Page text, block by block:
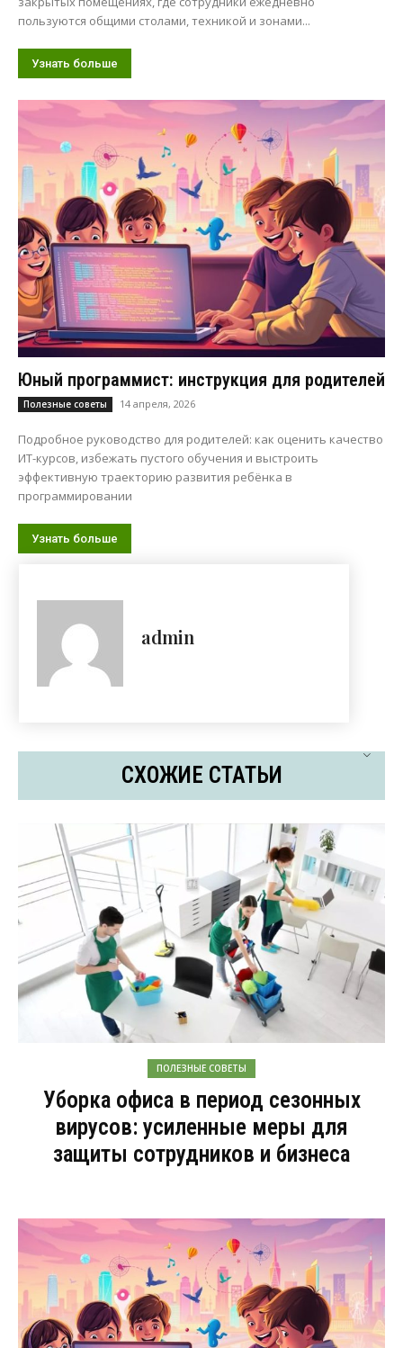
пользуются общими столами, техникой и зонами...
Узнать больше
Юный программист: инструкция для родителей
Полезные советы 14 апреля, 2026
Подробное руководство для родителей: как оценить качество
ИТ-курсов, избежать пустого обучения и выстроить
эффективную траекторию развития ребёнка в
программировании
Узнать больше
admin
СХОЖИЕ СТАТЬИ
ПОЛЕЗНЫЕ СОВЕТЫ
Уборка офиса в период сезонных
вирусов: усиленные меры для
защиты сотрудников и бизнеса